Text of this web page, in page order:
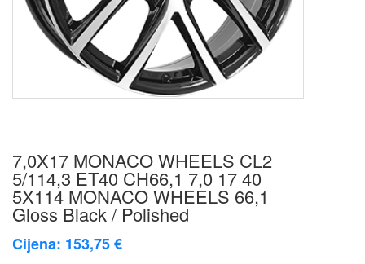
7,0X17 MONACO WHEELS CL2
5/114,3 ET40 CH66,1 7,0 17 40
5X114 MONACO WHEELS 66,1
Gloss Black / Polished
Cijena: 153,75 €